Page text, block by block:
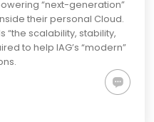
“next-generation”
their personal Cloud.
“the scalability, stability,
to help IAG’s “modern”